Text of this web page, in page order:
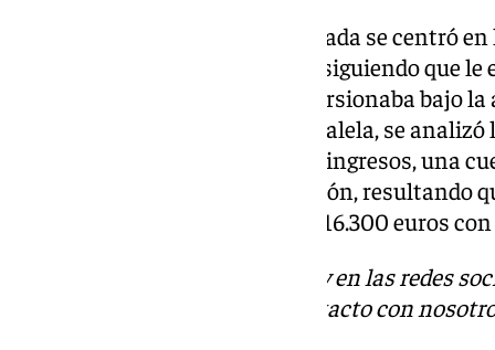
En última instancia, la investigada se centró en
confianza de las víctimas y consiguiendo que
las que posteriormente los extorsionaba bajo
entorno personal. De forma paralela, se
investigada obtenía sus ilícitos ingresos, una
dinero las víctimas de la extorsión, resultando
investigada ingresó un total de 16.300 euros
Descubre más noticias de 101Tv en las redes
. Puedes ponerte en contacto con